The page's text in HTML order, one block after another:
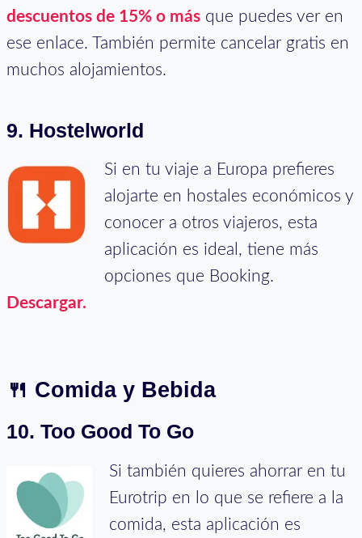
descuentos de 15% o más que puedes ver en
ese enlace. También permite cancelar gratis en
muchos alojamientos.
9. Hostelworld
Si en tu viaje a Europa prefieres
alojarte en hostales económicos y
conocer a otros viajeros, esta
aplicación es ideal, tiene más
opciones que Booking.
Descargar.
🍴 Comida y Bebida
10. Too Good To Go
Si también quieres ahorrar en tu
Eurotrip en lo que se refiere a la
comida, esta aplicación es